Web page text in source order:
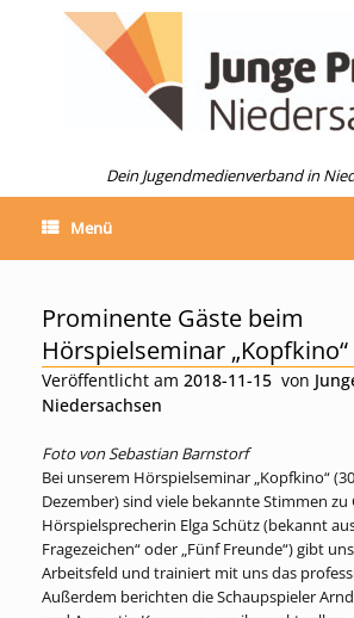
Dein Jugendmedienverband in
Menü
Prominente Gäste beim
Hörspielseminar „Kopfkino“
Veröffentlicht am 2018-11-15 von
Niedersachsen
Foto von Sebastian Barnstorf
Bei unserem Hörspielseminar „Kopfkino“
Dezember) sind viele bekannte Stimmen zu
Hörspielsprecherin Elga Schütz (bekannt
Fragezeichen“ oder „Fünf Freunde“) gibt
Arbeitsfeld und trainiert mit uns das
Außerdem berichten die Schaupspieler